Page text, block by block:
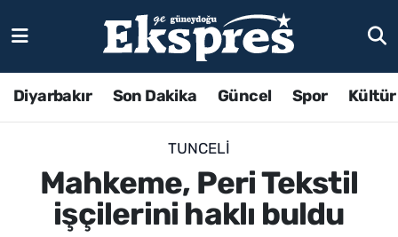
Diyarbakır Son Dakika Güncel Spor
TUNCELI
Mahkeme, Peri Tekstil
işçilerini haklı buldu